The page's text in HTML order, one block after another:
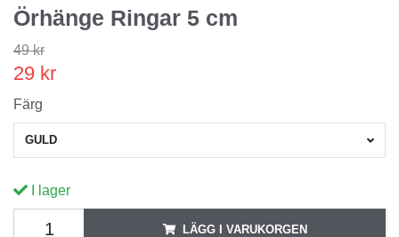
Örhänge Ringar 5 cm
49 kr
29 kr
Färg
GULD
I lager
LÄGG I VARUKORGEN